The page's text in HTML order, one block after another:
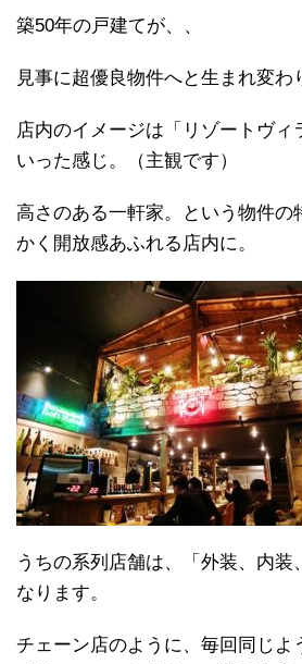
築50年の戸建てが、、
見事に超優良物件へと生まれ変わ
店内のイメージは「リゾートヴィ
いった感じ。（主観です）
高さのある一軒家。という物件の
かく開放感あふれる店内に。
うちの系列店舗は、「外装、内装
なります。
チェーン店のように、毎回同じよ